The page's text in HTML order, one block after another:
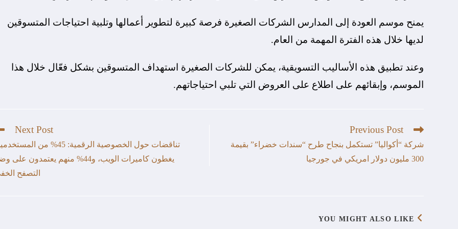
يمنح موسم العودة إلى المدارس الشركات الصغيرة فرصة كبيرة لتطوير أعمالها وتلبية احتياجات المتسوقين
لديها خلال هذه الفترة المهمة من العام.
وعند تطبيق هذه الأساليب التسويقية، يمكن للشركات الصغيرة استهداف المتسوقين بشكل فعّال خلال هذا
الموسم، وإبقائهم على اطلاع على العروض التي تلبي احتياجاتهم.
Previous Post
شركة “أكواليا” تستكمل بنجاح طرح “سندات خضراء” بقيمة
300 مليون دولار امريكي في جورجيا
Next Post
تناقضات حول الخصوصية الرقمية: 45% من
يغطون كاميرات الويب، و44% منهم يعتمدون على
التصفح
YOU MIGHT ALSO LIKE